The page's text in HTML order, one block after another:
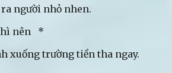
người nhỏ nhen.
nên *
xuống trường tiền tha ngay.